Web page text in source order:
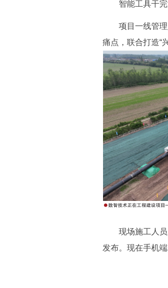
智能工具干完
项目一线管理
痛点，联合打造“
现场施工人员
发布。现在手机